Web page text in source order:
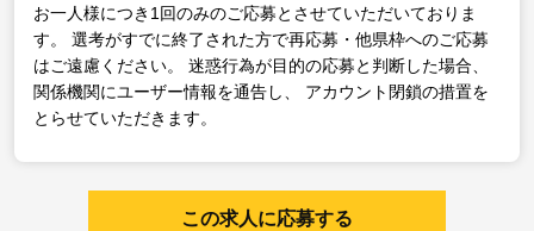
お一人様につき1回のみのご応募とさせていただいておりま
す。
選考がすでに終了された方で再応募・他県枠へのご応募
はご遠慮ください。
迷惑行為が目的の応募と判断した場合、
関係機関にユーザー情報を通告し、
アカウント閉鎖の措置を
とらせていただきます。
この求人に応募する